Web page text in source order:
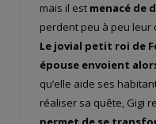
mais il est menacé de
perdent peu à peu leur
Le jovial petit roi de
épouse envoient
qu’elle aide ses
réaliser sa quête, Gigi